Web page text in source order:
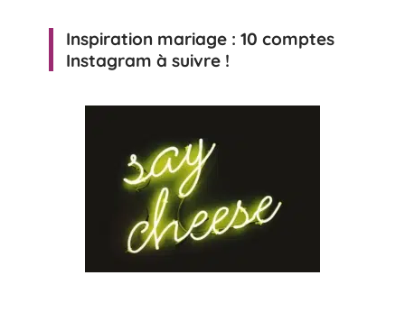
Inspiration mariage : 10 comptes
Instagram à suivre !